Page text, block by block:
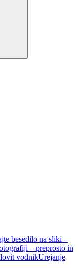
besedilo na sliki –
– preprosto in
vodnikUrejanje